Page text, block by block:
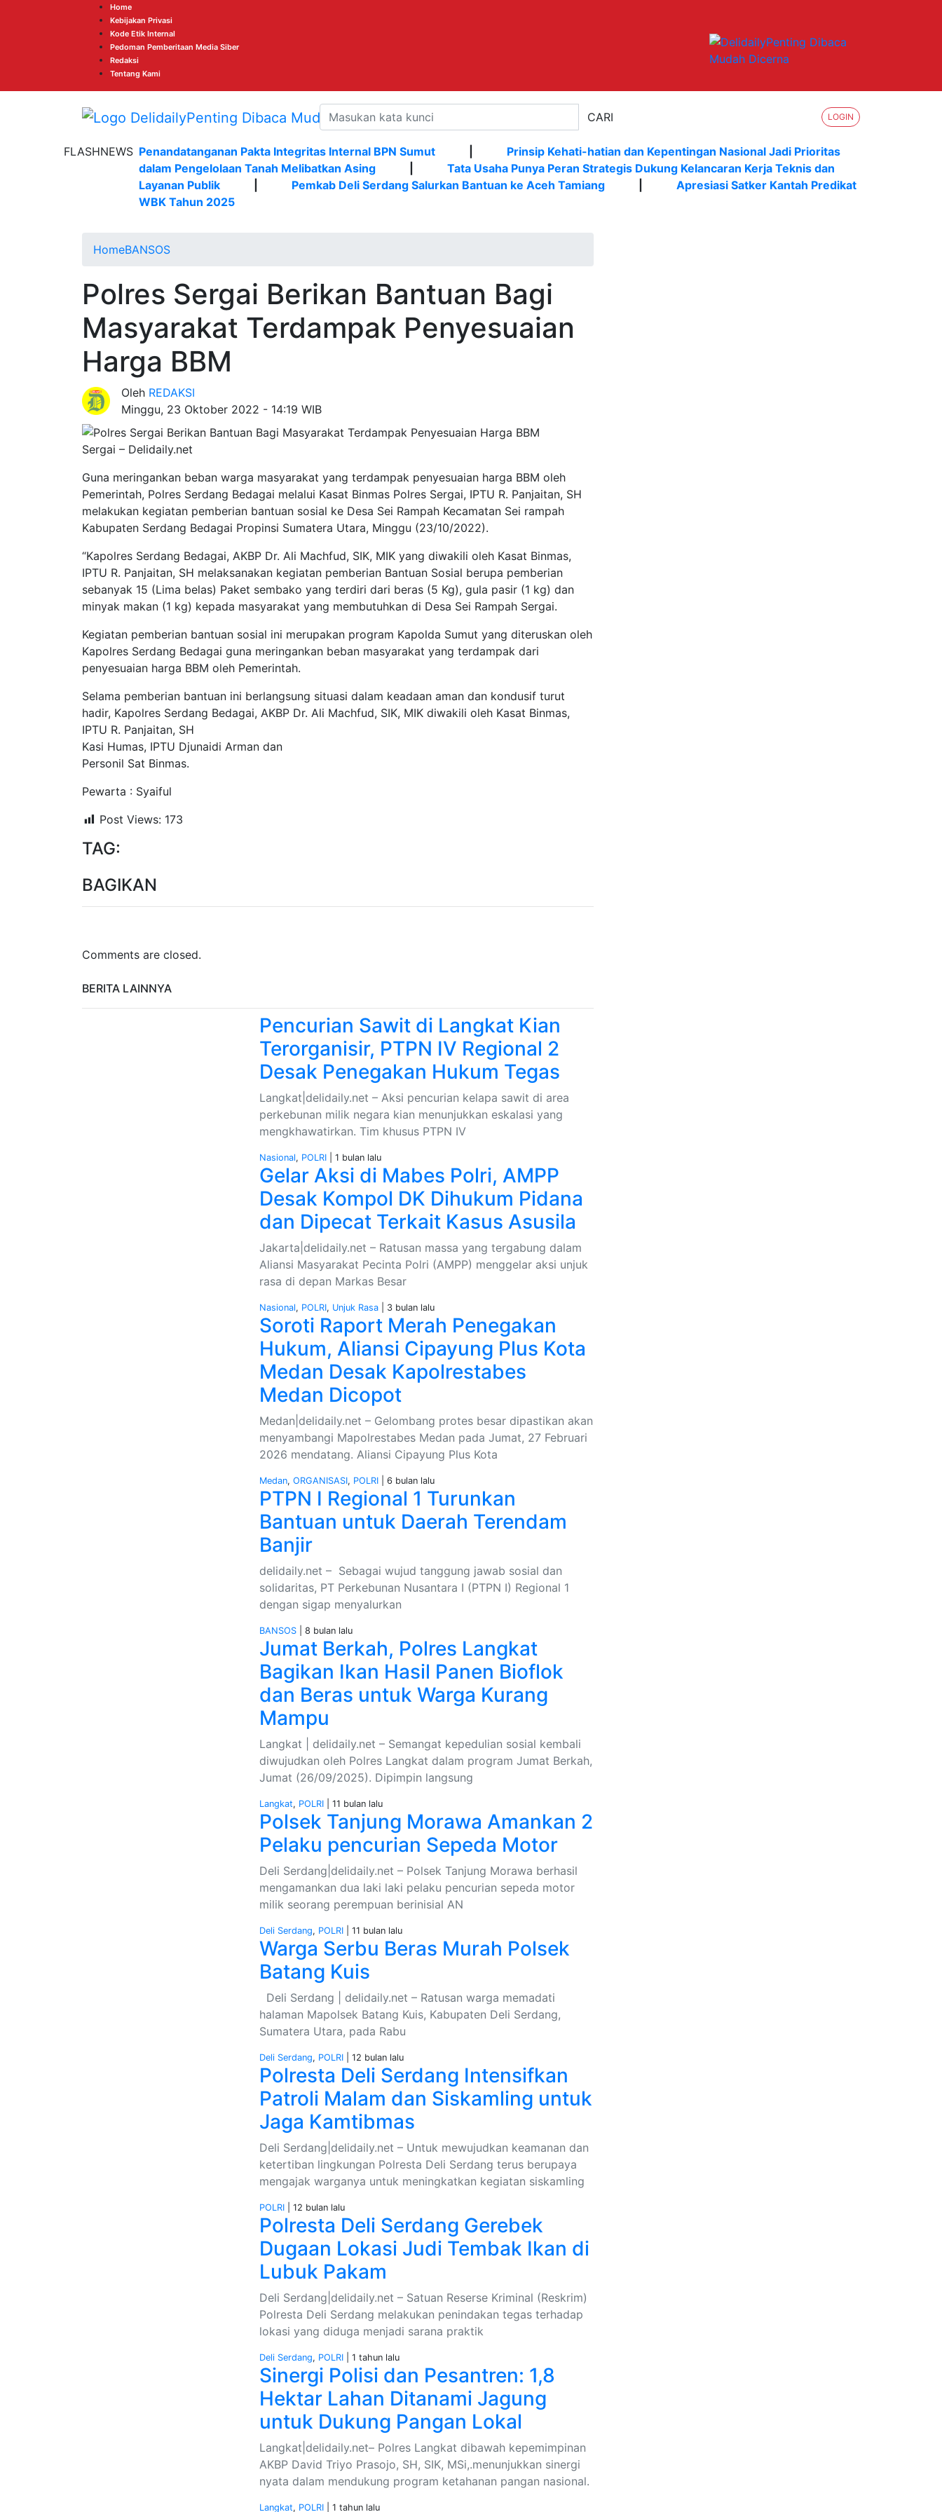
Home
Kebijakan Privasi
Kode Etik Internal
Pedoman Pemberitaan Media Siber
Redaksi
Tentang Kami
CARI LOGIN
FLASHNEWS Penandatanganan Pakta Integritas Internal BPN Sumut
Prinsip Kehati-hatian dan Kepentingan Nasional Jadi Prioritas
dalam Pengelolaan Tanah Melibatkan Asing
Tata Usaha Punya Peran Strategis Dukung Kelancaran Kerja Teknis dan
Layanan Publik
Pemkab Deli Serdang Salurkan Bantuan ke Aceh Tamiang
Apresiasi Satker Kantah Predikat
WBK Tahun 2025
HomeBANSOS
Polres Sergai Berikan Bantuan Bagi
Masyarakat Terdampak Penyesuaian
Harga BBM
Oleh REDAKSI
Minggu, 23 Oktober 2022 - 14:19 WIB
Sergai – Delidaily.net
Guna meringankan beban warga masyarakat yang terdampak penyesuaian harga BBM oleh
Pemerintah, Polres Serdang Bedagai melalui Kasat Binmas Polres Sergai, IPTU R. Panjaitan, SH
melakukan kegiatan pemberian bantuan sosial ke Desa Sei Rampah Kecamatan Sei rampah
Kabupaten Serdang Bedagai Propinsi Sumatera Utara, Minggu (23/10/2022).
“Kapolres Serdang Bedagai, AKBP Dr. Ali Machfud, SIK, MIK yang diwakili oleh Kasat Binmas,
IPTU R. Panjaitan, SH melaksanakan kegiatan pemberian Bantuan Sosial berupa pemberian
sebanyak 15 (Lima belas) Paket sembako yang terdiri dari beras (5 Kg), gula pasir (1 kg) dan
minyak makan (1 kg) kepada masyarakat yang membutuhkan di Desa Sei Rampah Sergai.
Kegiatan pemberian bantuan sosial ini merupakan program Kapolda Sumut yang diteruskan oleh
Kapolres Serdang Bedagai guna meringankan beban masyarakat yang terdampak dari
penyesuaian harga BBM oleh Pemerintah.
Selama pemberian bantuan ini berlangsung situasi dalam keadaan aman dan kondusif turut
hadir, Kapolres Serdang Bedagai, AKBP Dr. Ali Machfud, SIK, MIK diwakili oleh Kasat Binmas,
IPTU R. Panjaitan, SH
Kasi Humas, IPTU Djunaidi Arman dan
Personil Sat Binmas.
Pewarta : Syaiful
Post Views: 173
TAG:
BAGIKAN
Comments are closed.
BERITA LAINNYA
Pencurian Sawit di Langkat Kian
Terorganisir, PTPN IV Regional 2
Desak Penegakan Hukum Tegas
Langkat|delidaily.net – Aksi pencurian kelapa sawit di area
perkebunan milik negara kian menunjukkan eskalasi yang
mengkhawatirkan. Tim khusus PTPN IV
Nasional, POLRI | 1 bulan lalu
Gelar Aksi di Mabes Polri, AMPP
Desak Kompol DK Dihukum Pidana
dan Dipecat Terkait Kasus Asusila
Jakarta|delidaily.net – Ratusan massa yang tergabung dalam
Aliansi Masyarakat Pecinta Polri (AMPP) menggelar aksi unjuk
rasa di depan Markas Besar
Nasional, POLRI, Unjuk Rasa | 3 bulan lalu
Soroti Raport Merah Penegakan
Hukum, Aliansi Cipayung Plus Kota
Medan Desak Kapolrestabes
Medan Dicopot
Medan|delidaily.net – Gelombang protes besar dipastikan akan
menyambangi Mapolrestabes Medan pada Jumat, 27 Februari
2026 mendatang. Aliansi Cipayung Plus Kota
Medan,ORGANISASI, POLRI | 6 bulan lalu
PTPN I Regional 1 Turunkan
Bantuan untuk Daerah Terendam
Banjir
delidaily.net – Sebagai wujud tanggung jawab sosial dan
solidaritas, PT Perkebunan Nusantara I (PTPN I) Regional 1
dengan sigap menyalurkan
BANSOS | 8 bulan lalu
Jumat Berkah, Polres Langkat
Bagikan Ikan Hasil Panen Bioflok
dan Beras untuk Warga Kurang
Mampu
Langkat | delidaily.net – Semangat kepedulian sosial kembali
diwujudkan oleh Polres Langkat dalam program Jumat Berkah,
Jumat (26/09/2025). Dipimpin langsung
Langkat, POLRI | 11 bulan lalu
Polsek Tanjung Morawa Amankan 2
Pelaku pencurian Sepeda Motor
Deli Serdang|delidaily.net – Polsek Tanjung Morawa berhasil
mengamankan dua laki laki pelaku pencurian sepeda motor
milik seorang perempuan berinisial AN
Deli Serdang, POLRI | 11 bulan lalu
Warga Serbu Beras Murah Polsek
Batang Kuis
Deli Serdang | delidaily.net – Ratusan warga memadati
halaman Mapolsek Batang Kuis, Kabupaten Deli Serdang,
Sumatera Utara, pada Rabu
Deli Serdang, POLRI | 12 bulan lalu
Polresta Deli Serdang Intensifkan
Patroli Malam dan Siskamling untuk
Jaga Kamtibmas
Deli Serdang|delidaily.net – Untuk mewujudkan keamanan dan
ketertiban lingkungan Polresta Deli Serdang terus berupaya
mengajak warganya untuk meningkatkan kegiatan siskamling
POLRI | 12 bulan lalu
Polresta Deli Serdang Gerebek
Dugaan Lokasi Judi Tembak Ikan di
Lubuk Pakam
Deli Serdang|delidaily.net – Satuan Reserse Kriminal (Reskrim)
Polresta Deli Serdang melakukan penindakan tegas terhadap
lokasi yang diduga menjadi sarana praktik
Deli Serdang, POLRI | 1 tahun lalu
Sinergi Polisi dan Pesantren: 1,8
Hektar Lahan Ditanami Jagung
untuk Dukung Pangan Lokal
Langkat|delidaily.net– Polres Langkat dibawah kepemimpinan
AKBP David Triyo Prasojo, SH, SIK, MSi,.menunjukkan sinergi
nyata dalam mendukung program ketahanan pangan nasional.
Langkat, POLRI | 1 tahun lalu